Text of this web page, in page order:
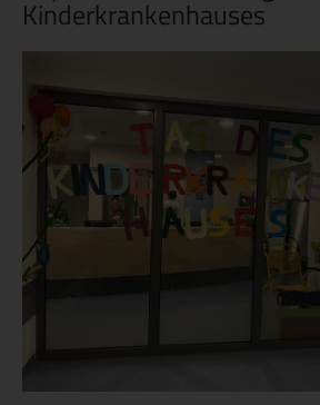
Kinderkrankenhauses